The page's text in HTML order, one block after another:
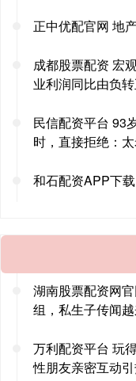
正中优配官网 地
成都股票配资 宏
业利润同比由负
民信配资平台 93
时，直接拒绝：
和石配资APP下
湖南股票配资网
组，私生子传闻
万利配资平台 玩
性朋友亲密互动